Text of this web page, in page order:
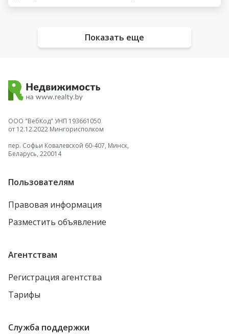
Показать еще
ООО "ВебКод" УНП 193661050
от 12.12.2022 Мингорисполком
пер. Софьи Ковалевской 60-407, Минск,
Беларусь, 220014
Пользователям
Правовая информация
Разместить объявление
Агентствам
Регистрация агентства
Тарифы
Служба поддержки